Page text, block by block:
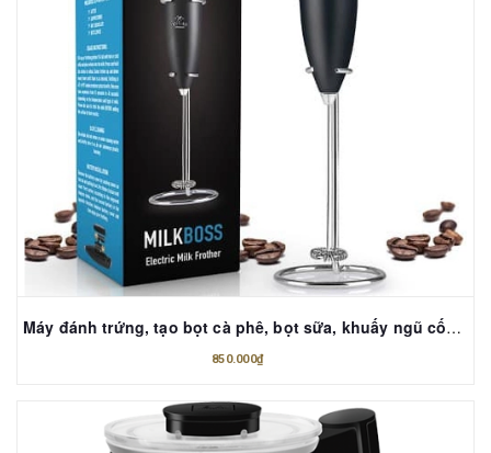
Máy đánh trứng, tạo bọt cà phê, bọt sữa, khuấy ngũ cốc ZULAY kèm giá đỡ!
850.000₫